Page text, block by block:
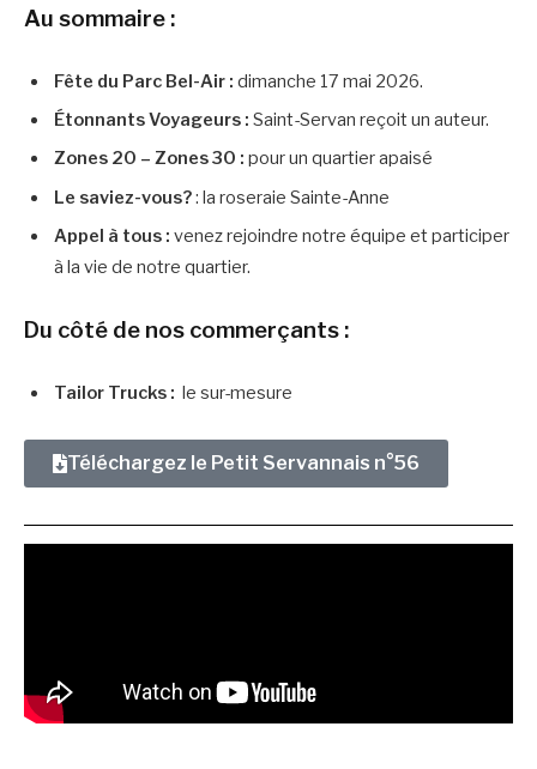
Au sommaire :
Fête du Parc Bel-Air : dimanche 17 mai 2026.
Étonnants Voyageurs : Saint-Servan reçoit un auteur.
Zones 20 – Zones 30 : pour un quartier apaisé
Le saviez-vous?: la roseraie Sainte-Anne
Appel à tous : venez rejoindre notre équipe et participer
à la vie de notre quartier.
Du côté de nos commerçants :
Tailor Trucks : le sur-mesure
Téléchargez le Petit Servannais n°56